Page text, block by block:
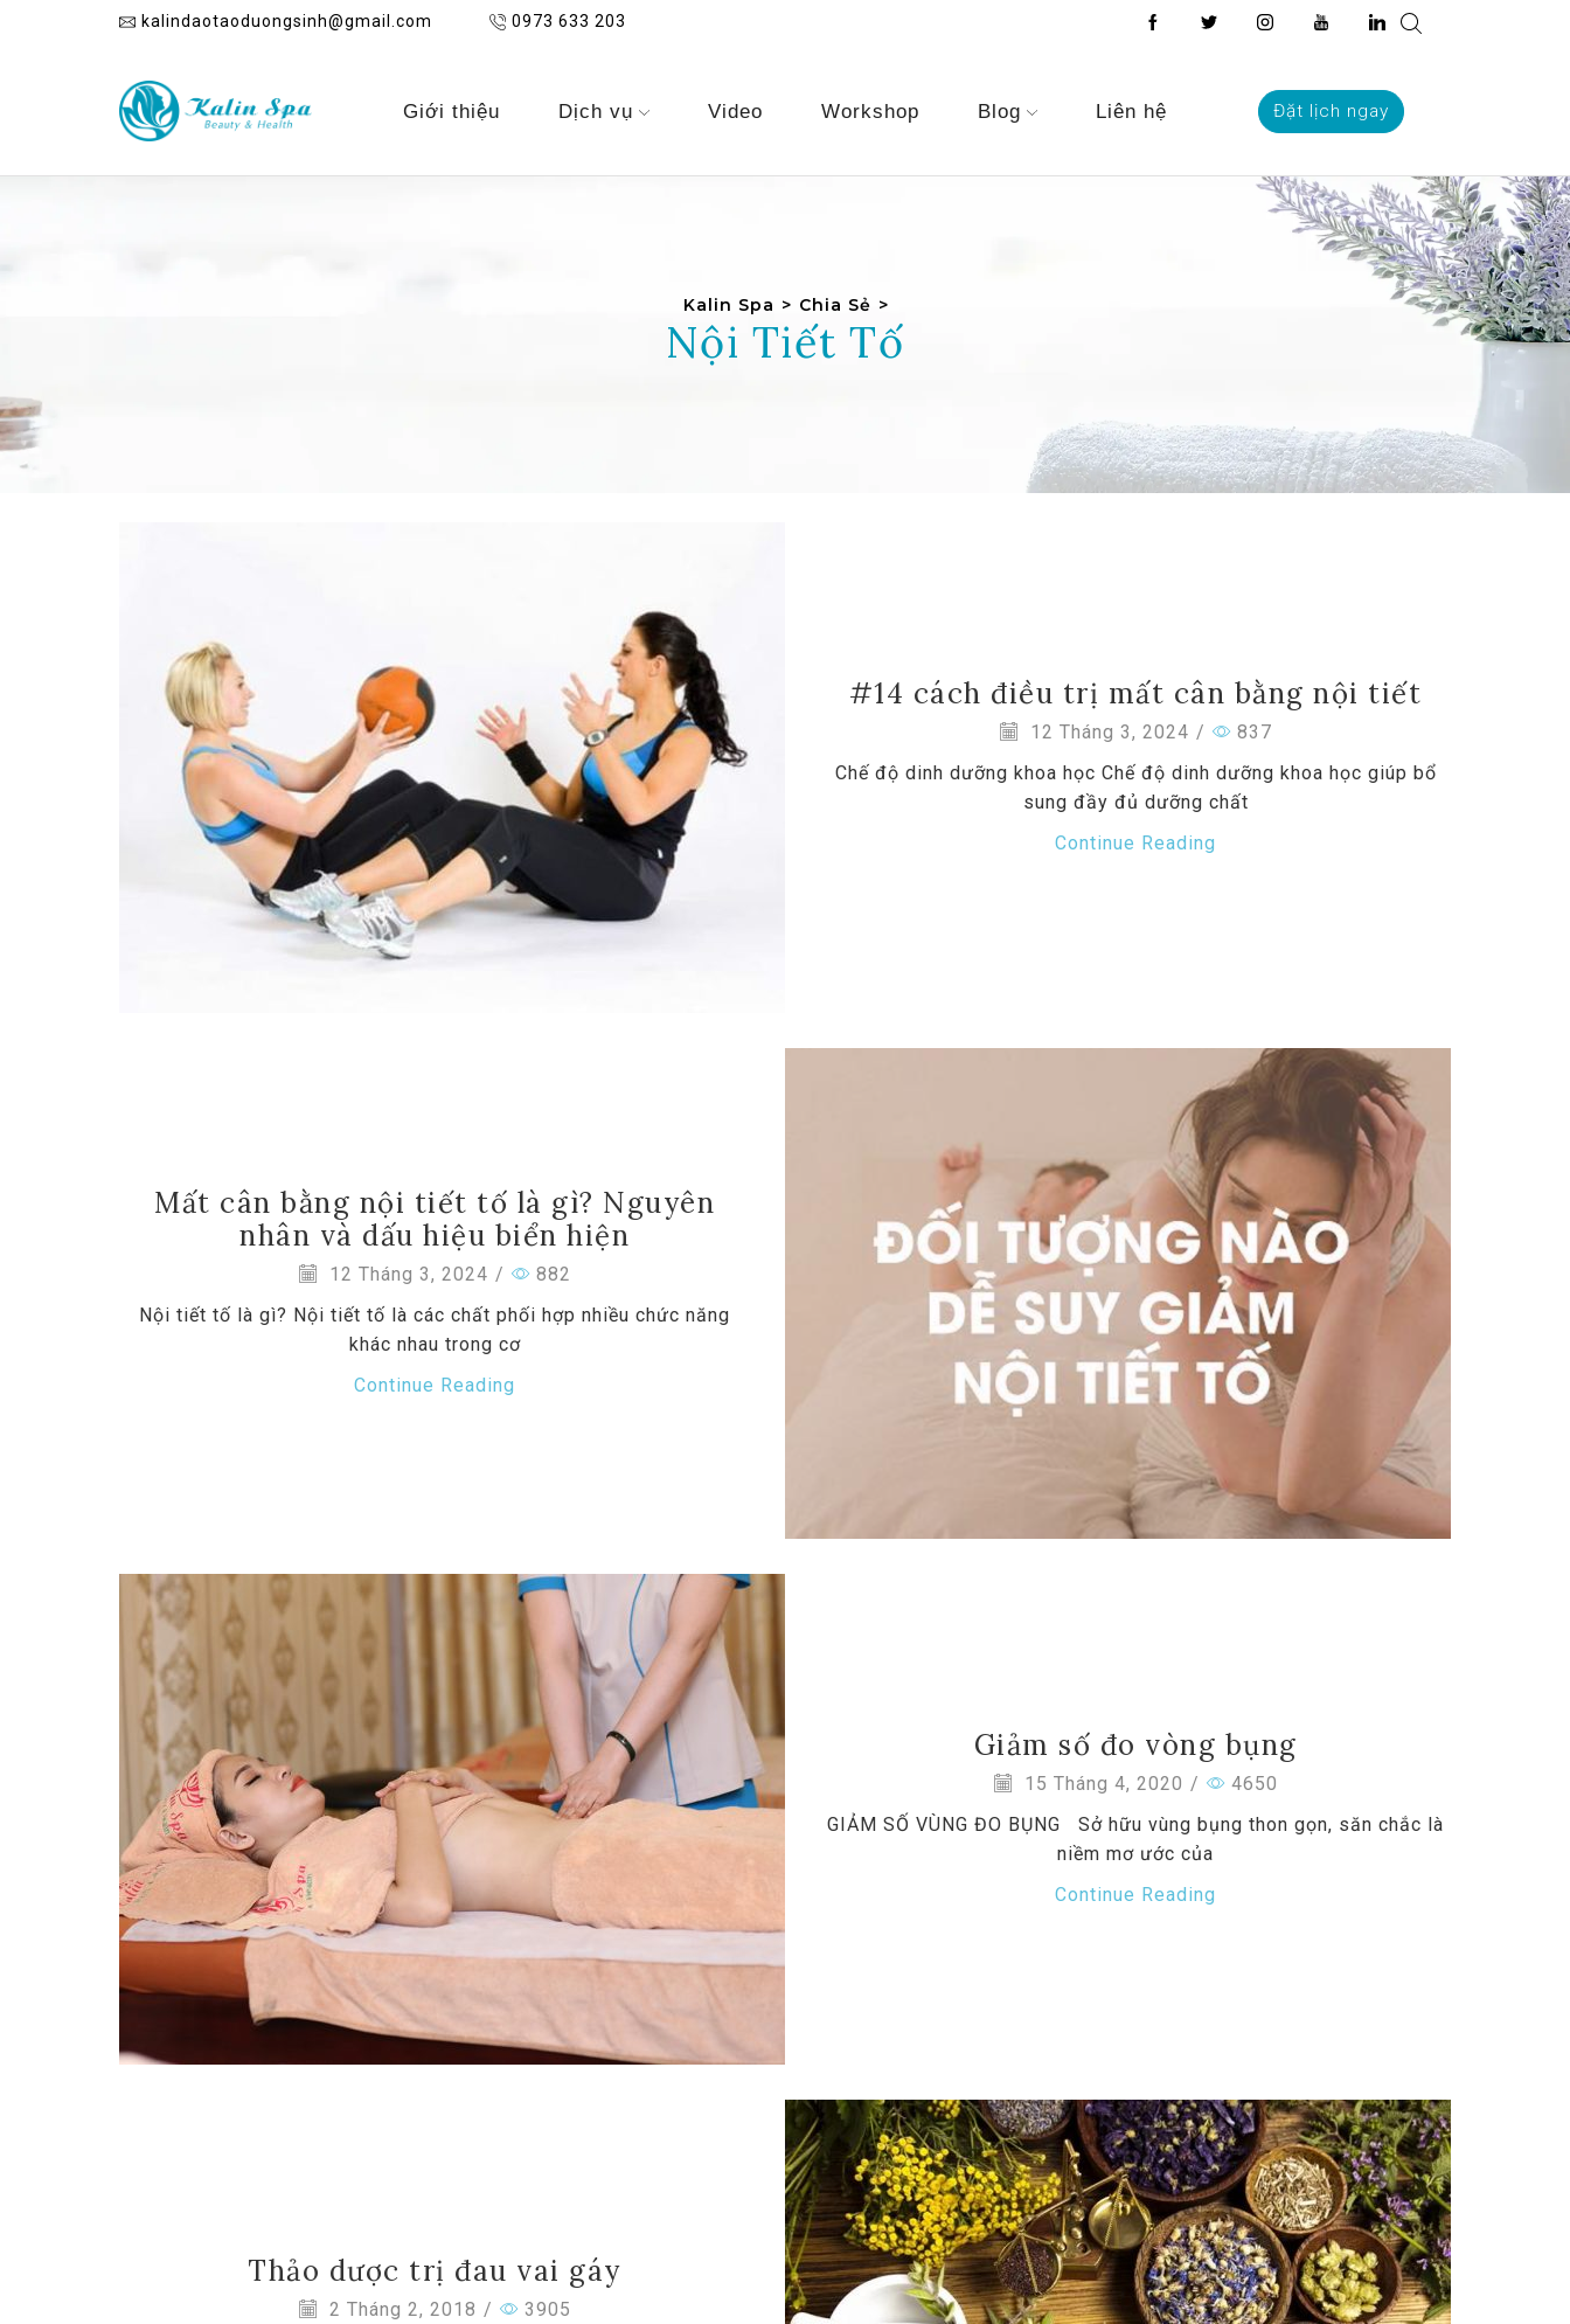
kalindaotaoduongsinh@gmail.com 0973 633 203
Giới thiệu Dịch vụ Video Workshop Blog Liên hệ Đặt lịch ngay
Kalin Spa > Chia Sẻ >
Nội Tiết Tố
#14 cách điều trị mất cân bằng nội tiết
12 Tháng 3, 2024 /
837
Chế độ dinh dưỡng khoa học Chế độ dinh dưỡng khoa học giúp bổ
sung đầy đủ dưỡng chất
Continue Reading
Mất cân bằng nội tiết tố là gì? Nguyên
nhân và dấu hiệu biển hiện
12 Tháng 3, 2024 /
882
Nội tiết tố là gì? Nội tiết tố là các chất phối hợp nhiều chức năng
khác nhau trong cơ
Continue Reading
Giảm số đo vòng bụng
15 Tháng 4, 2020 /
4650
GIẢM SỐ VÙNG ĐO BỤNG Sở hữu vùng bụng thon gọn, săn chắc là
niềm mơ ước của
Continue Reading
Thảo dược trị đau vai gáy
2 Tháng 2, 2018 /
3905